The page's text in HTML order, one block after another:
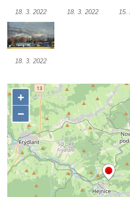
Vyhlídkový altán na Hostibejku v
nad Vltavou
Vyhlídka Na Zámečku nad Vysokou
Cvikova
Socha rytíře u vyhlídky Libverdských
pramenů v Lázních Libverda
Vyhlídka Libverdských pramenů v
Libverda
Vyhlídka Pekelské sázky před osadou
Přebytek u Lázní Libverda
Vyhlídka Hejnické Madony u
18. 3. 2022 18. 3. 2022 15.
18. 3. 2022